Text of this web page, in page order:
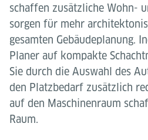
schaffen zusätzliche Wohn-
sorgen für mehr
gesamten Gebäudeplanung.
Planer auf kompakte
Sie durch die Auswahl des
den Platzbedarf zusätzlich
auf den Maschinenraum
Raum.